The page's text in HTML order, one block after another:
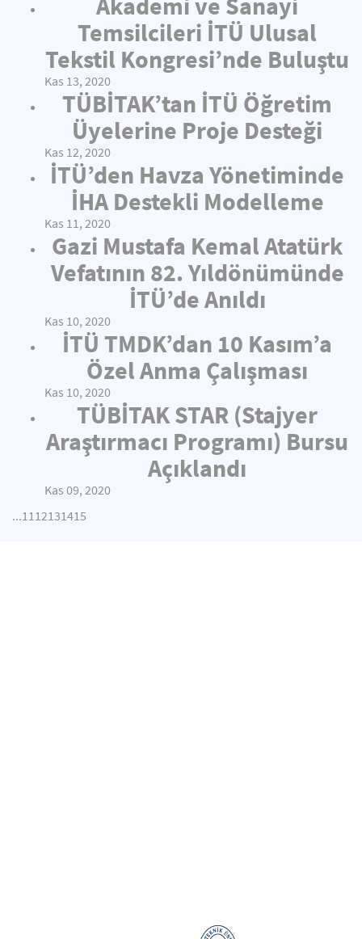
Temsilcileri İTÜ Ulusal
Tekstil Kongresi’nde Buluştu
Kas 13, 2020
TÜBİTAK’tan İTÜ Öğretim
Üyelerine Proje Desteği
Kas 12, 2020
İTÜ’den Havza Yönetiminde
İHA Destekli Modelleme
Kas 11, 2020
Gazi Mustafa Kemal Atatürk
Vefatının 82. Yıldönümünde
İTÜ’de Anıldı
Kas 10, 2020
İTÜ TMDK’dan 10 Kasım’a
Özel Anma Çalışması
Kas 10, 2020
TÜBİTAK STAR (Stajyer
Araştırmacı Programı) Bursu
Açıklandı
Kas 09, 2020
...1112131415